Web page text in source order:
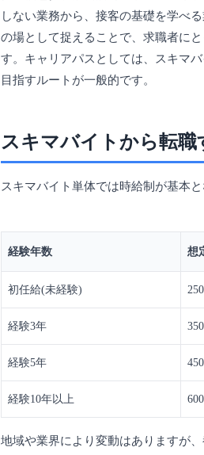
しない業務から、接客の基礎を学べ
の場として捉えることで、求職者に
す。キャリアパスとしては、スキマ
目指すルートが一般的です。
スキマバイトから転職
スキマバイト単体では時給制が基本
経験年数 想
初任給(未経験)
経験3年
経験5年
経験10年以上
地域や業界により変動はありますが